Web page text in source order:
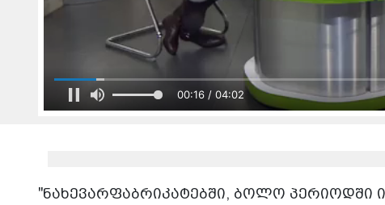
00:18 / 04:02
"ნახევარფაბრიკატებში, ბოლო პერიოდში